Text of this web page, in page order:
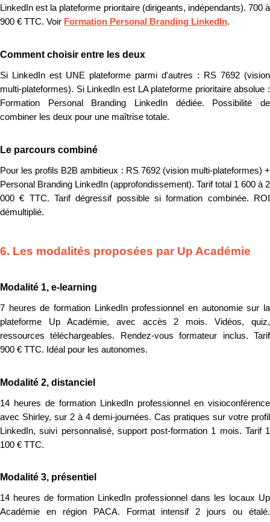
LinkedIn est la plateforme prioritaire (dirigeants, indépendants). 700 à
900 € TTC. Voir Formation Personal Branding LinkedIn.
Comment choisir entre les deux
Si LinkedIn est UNE plateforme parmi d'autres : RS 7692 (vision
multi-plateformes). Si LinkedIn est LA plateforme prioritaire absolue :
Formation Personal Branding LinkedIn dédiée. Possibilité de
combiner les deux pour une maîtrise totale.
Le parcours combiné
Pour les profils B2B ambitieux : RS 7692 (vision multi-plateformes) +
Personal Branding LinkedIn (approfondissement). Tarif total 1 600 à 2
000 € TTC. Tarif dégressif possible si formation combinée. ROI
démultiplié.
6. Les modalités proposées par Up Académie
Modalité 1, e-learning
7 heures de formation LinkedIn professionnel en autonomie sur la
plateforme Up Académie, avec accès 2 mois. Vidéos, quiz,
ressources téléchargeables. Rendez-vous formateur inclus. Tarif
900 € TTC. Idéal pour les autonomes.
Modalité 2, distanciel
14 heures de formation LinkedIn professionnel en visioconférence
avec Shirley, sur 2 à 4 demi-journées. Cas pratiques sur votre profil
LinkedIn, suivi personnalisé, support post-formation 1 mois. Tarif 1
100 € TTC.
Modalité 3, présentiel
14 heures de formation LinkedIn professionnel dans les locaux Up
Académie en région PACA. Format intensif 2 jours ou étalé.